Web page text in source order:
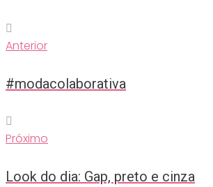
Navegação
de
Post
Anterior
Anterior
#modacolaborativa
Próximo
Próximo
Look do dia: Gap, preto e cinza